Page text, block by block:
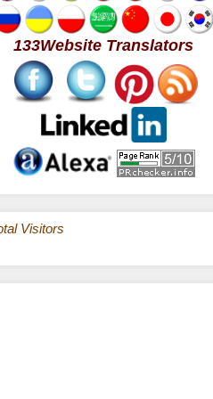
133Website Translators
Visitors